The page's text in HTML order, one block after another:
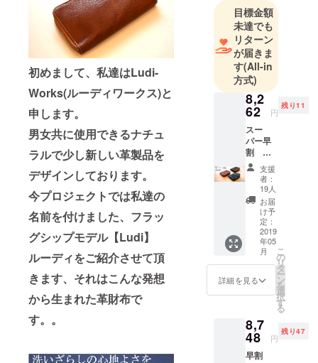
初めまして、私達はLudi-
Works(ルーディワークス)と
申します。
男女共に使用できるナチュ
ラルで少し新しい革製品を
デザインしております。
今プロジェクトでは私達の
名前を付けました、フラッ
グシップモデル【Ludi】
ルーディをご紹介させて頂
きます、それはこんな発想
から生まれた革財布で
す。。
目標金額
未達でも
リターン
が届きま
す(All-in
方式)
8,2
62 円
残り11
スー
パー早
割
15%OF
F 限定
30個
【素
Wallet
ショー
トウォ
レット
色は3色
からお
選びく
ブラッ
ク・モ
カブラ
ウン・
支援
者：
19人
お届
け予
定：
2019
年05
月
詳細を見る
こ
の
リ
タ
ー
ン
を
選
択
す
る
8,7
48 円
残り47
早割